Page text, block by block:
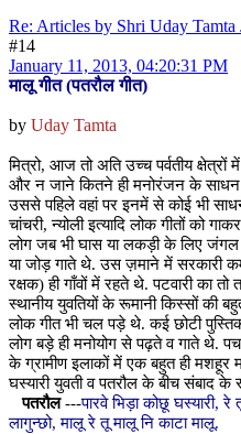
Re: Articles by Shri Uday
#14
January 11, 2013, 04:20:31 PM
मालू गीत (पतरौल गीत)
by Uday Tamta
मित्रो, आज तो अति उच्च पर्वतीय क्षेत्रों
और न जाने कितने ही मनोरंजन के
उससे पहिले वहां पर इनमें से कोई भी
चांचरी, न्योली इत्यादि लोक गीतों को
लोग जब भी घास या लकड़ी के लिए जंगल
या जोड़ गाते थे. उस ज़माने में सरकारी
रक्षक) ही गाँवों में रहते थे. पटवारी का
स्थानीय युवतियों के रूमानी किस्सों की
लोक गीत भी चल पड़े थे. कई छोटी
लोग बड़े ही मनोयोग से पढ़ते व गाते थे.
के ग्रामीण इलाकों में एक बहुत ही मशहूर
घस्यारी युवती व पतरौल के बीच
पतरौल---पारवे भिड़ा कोछू घस्यारी,
लागुन्छो, मालू रे तू मालू नि काटा मालू.